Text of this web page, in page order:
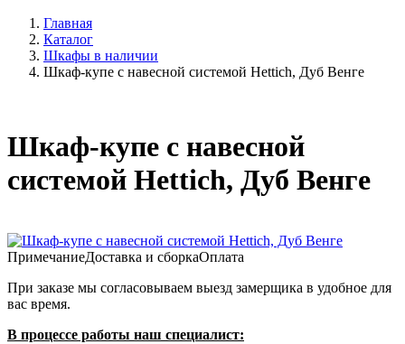
Главная
Каталог
Шкафы в наличии
Шкаф-купе с навесной системой Hettich, Дуб Венге
Шкаф-купе с навесной
системой Hettich, Дуб Венге
ПримечаниеДоставка и сборкаОплата
При заказе мы согласовываем выезд замерщика в удобное для
вас время.
В процессе работы наш специалист: